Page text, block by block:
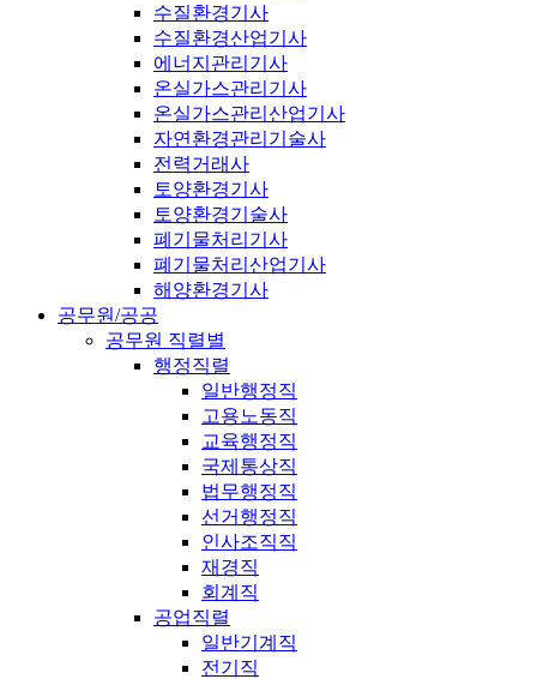
수질환경기사
수질환경산업기사
에너지관리기사
온실가스관리기사
온실가스관리산업기사
자연환경관리기술사
전력거래사
토양환경기사
토양환경기술사
폐기물처리기사
폐기물처리산업기사
해양환경기사
공무원/공공
공무원 직렬별
행정직렬
일반행정직
고용노동직
교육행정직
국제통상직
법무행정직
선거행정직
인사조직직
재경직
회계직
공업직렬
일반기계직
전기직